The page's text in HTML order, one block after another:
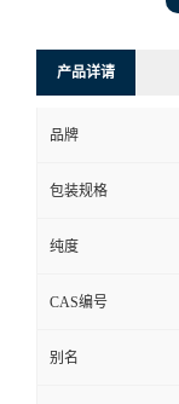
产品详请
品牌
包装规格
纯度
CAS编号
别名